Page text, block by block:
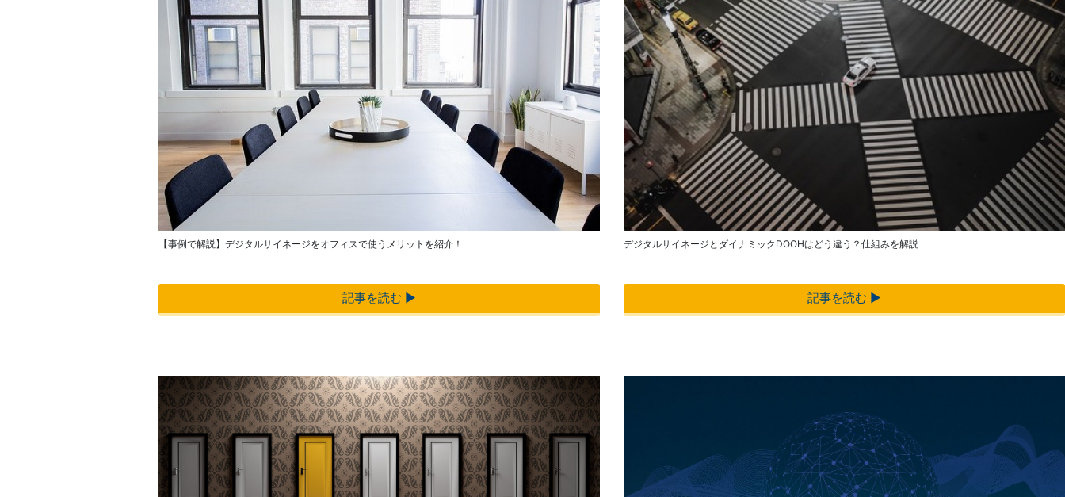
【事例で解説】デジタルサイネージをオフィスで使うメリットを紹介！
記事を読む ▶︎
デジタルサイネージとダイナミックDOOHはどう違う？仕組みを解説
記事を読む ▶︎